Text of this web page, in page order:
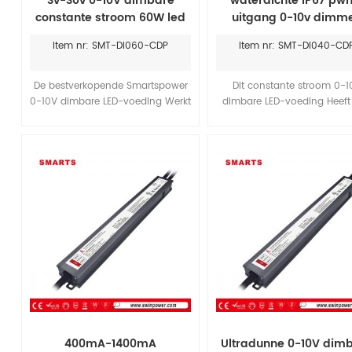
constante stroom 60W led
Item nr: SMT-DI060-CDP
De bestverkopende Smartspower
0-10V dimbare LED-voeding Werkt
een uitstekende warmteafvoer en
is IP20 waterdicht. Ideaal voor
ledverlichtingsprojecten
binnenshuis in kleine, besloten
ruimtes.
uitgang 0-10v
driver voor
Item nr: SMT-DI040-
Dit constante stroom 0-
dimbare LED-voeding
geschikt is voor de installatie
verlichtingsprojecten
in kleine ruimtes. Hij
geleverd met 7 jaar
400mA-1400mA
Ultradunne 0-10V